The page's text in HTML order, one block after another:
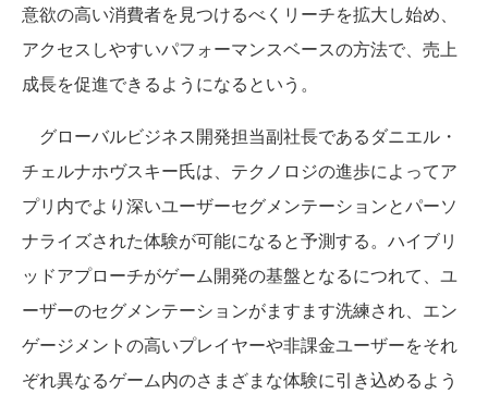
意欲の高い消費者を見つけるべくリーチを拡大し始め、
アクセスしやすいパフォーマンスベースの方法で、売上
成長を促進できるようになるという。
グローバルビジネス開発担当副社長であるダニエル・
チェルナホヴスキー氏は、テクノロジの進歩によってア
プリ内でより深いユーザーセグメンテーションとパーソ
ナライズされた体験が可能になると予測する。ハイブリ
ッドアプローチがゲーム開発の基盤となるにつれて、ユ
ーザーのセグメンテーションがますます洗練され、エン
ゲージメントの高いプレイヤーや非課金ユーザーをそれ
ぞれ異なるゲーム内のさまざまな体験に引き込めるよう